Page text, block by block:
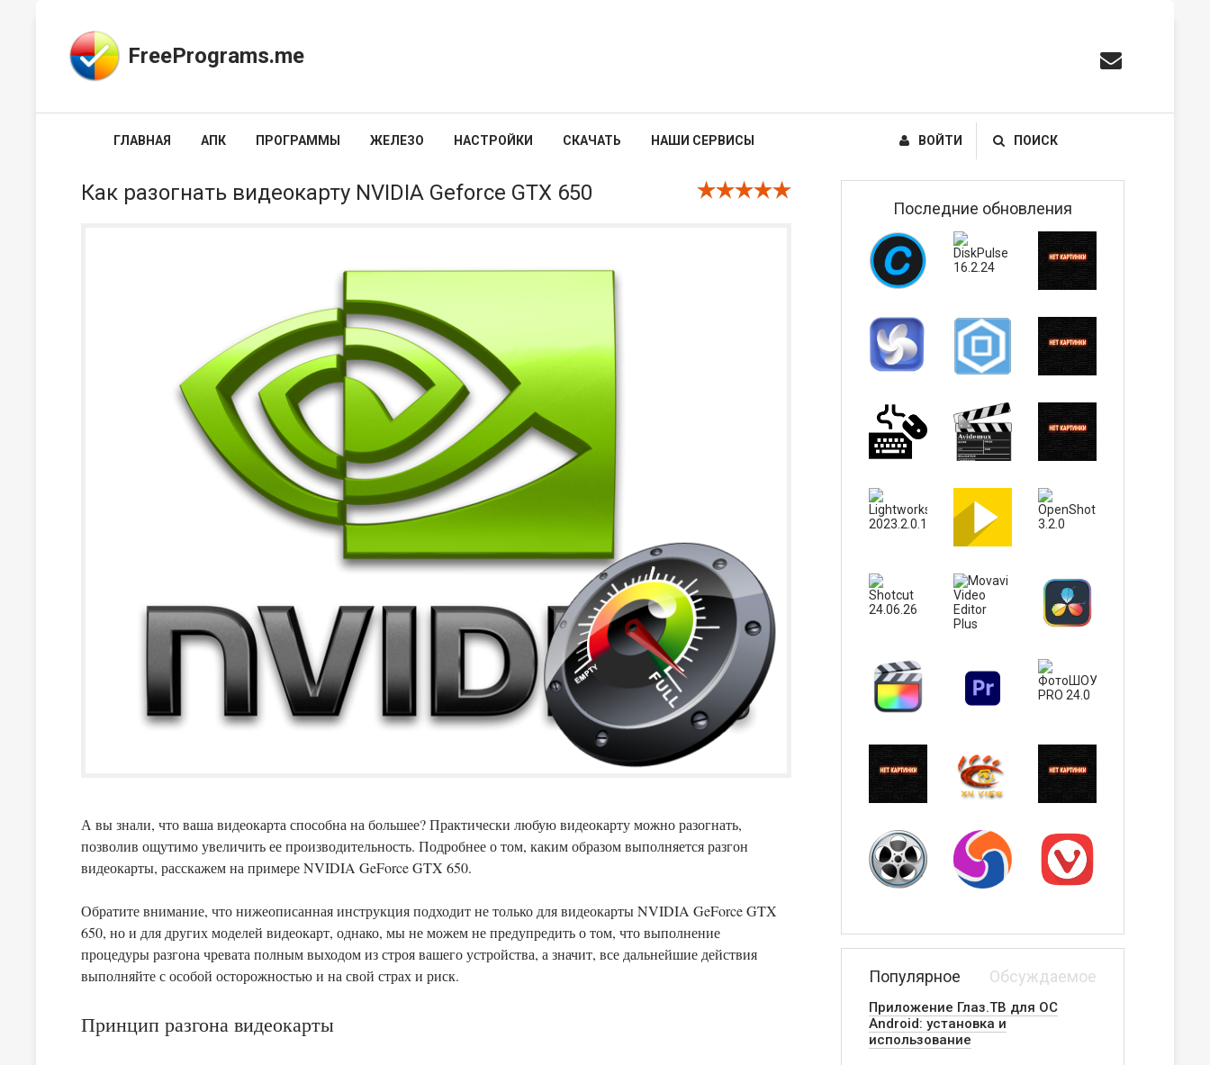
FreePrograms.me
ГЛАВНАЯ АПК ПРОГРАММЫ ЖЕЛЕЗО НАСТРОЙКИ СКАЧАТЬ НАШИ СЕРВИСЫ ВОЙТИ ПОИСК
Как разогнать видеокарту NVIDIA Geforce GTX 650
А вы знали, что ваша видеокарта способна на большее? Практически любую видеокарту можно разогнать,
позволив ощутимо увеличить ее производительность. Подробнее о том, каким образом выполняется разгон
видеокарты, расскажем на примере NVIDIA GeForce GTX 650.
Обратите внимание, что нижеописанная инструкция подходит не только для видеокарты NVIDIA GeForce GTX
650, но и для других моделей видеокарт, однако, мы не можем не предупредить о том, что выполнение
процедуры разгона чревата полным выходом из строя вашего устройства, а значит, все дальнейшие действия
выполняйте с особой осторожностью и на свой страх и риск.
Принцип разгона видеокарты
Последние обновления
Популярное Обсуждаемое
Приложение Глаз.ТВ для ОС
Android: установка и
использование